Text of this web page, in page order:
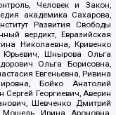
Человек и Закон,
академика Сахарова,
Развития Свободы
вердикт, Евразийская
Николаевна, Кривенко
Юрьевич, Шнырова Ольга
Ольга Борисовна,
Евгеньевна, Ривина
Бойко Анатолий
Георгиевич, Аверин
Шевченко Дмитрий